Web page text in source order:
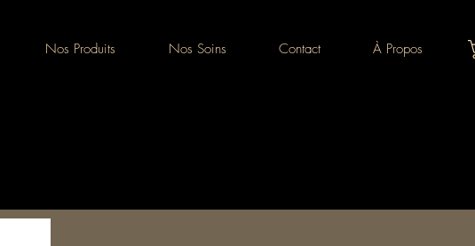
Nos Produits Nos Soins Contact À Propos